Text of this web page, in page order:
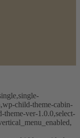
child-theme-cabin-
theme-ver-1.0.0,select-